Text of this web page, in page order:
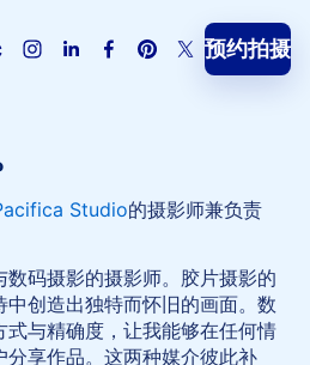
预约拍摄
Studio的摄影师兼负责
码摄影的摄影师。胶片摄影的
创造出独特而怀旧的画面。数
与精确度，让我能够在任何情
享作品。这两种媒介彼此补